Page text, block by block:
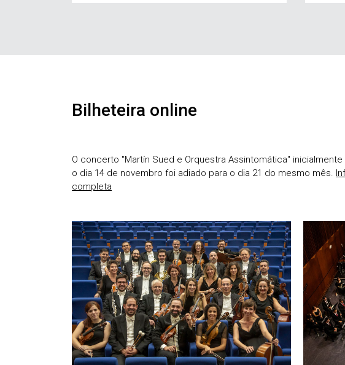
Bilheteira online
O concerto "Martín Sued e Orquestra Assintomática"
o dia 14 de novembro foi adiado para o dia 21 do mesmo mês.
completa